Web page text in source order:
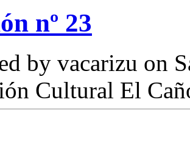
nº 23
by vacarizu on
Cultural El